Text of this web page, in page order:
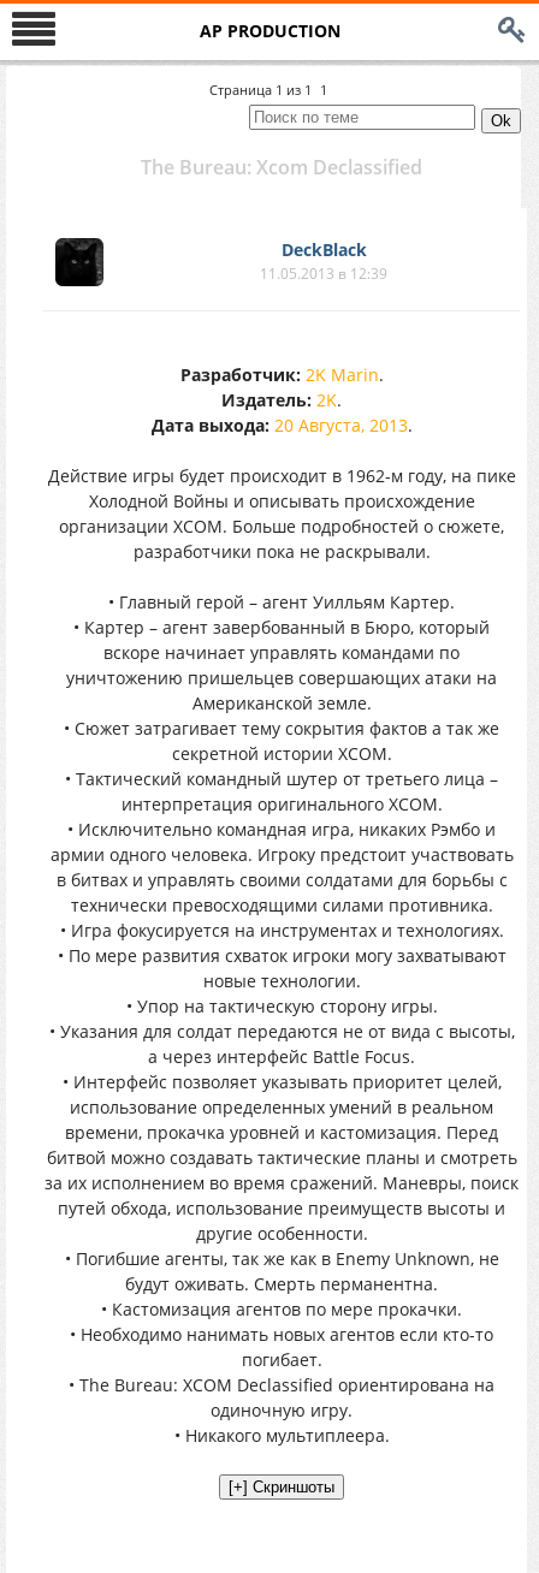
AP PRODUCTION
Страница 1 из 1 1
The Bureau: Xcom Declassified
DeckBlack
11.05.2013 в 12:39
Разработчик: 2K Marin.
Издатель: 2K.
Дата выхода: 20 Августа, 2013.
Действие игры будет происходит в 1962-м году, на пике
Холодной Войны и описывать происхождение
организации XCOM. Больше подробностей о сюжете,
разработчики пока не раскрывали.
• Главный герой – агент Уилльям Картер.
• Картер – агент завербованный в Бюро, который
вскоре начинает управлять командами по
уничтожению пришельцев совершающих атаки на
Американской земле.
• Сюжет затрагивает тему сокрытия фактов а так же
секретной истории XCOM.
• Тактический командный шутер от третьего лица –
интерпретация оригинального XCOM.
• Исключительно командная игра, никаких Рэмбо и
армии одного человека. Игроку предстоит участвовать
в битвах и управлять своими солдатами для борьбы с
технически превосходящими силами противника.
• Игра фокусируется на инструментах и технологиях.
• По мере развития схваток игроки могу захватывают
новые технологии.
• Упор на тактическую сторону игры.
• Указания для солдат передаются не от вида с высоты,
а через интерфейс Battle Focus.
• Интерфейс позволяет указывать приоритет целей,
использование определенных умений в реальном
времени, прокачка уровней и кастомизация. Перед
битвой можно создавать тактические планы и смотреть
за их исполнением во время сражений. Маневры, поиск
путей обхода, использование преимуществ высоты и
другие особенности.
• Погибшие агенты, так же как в Enemy Unknown, не
будут оживать. Смерть перманентна.
• Кастомизация агентов по мере прокачки.
• Необходимо нанимать новых агентов если кто-то
погибает.
• The Bureau: XCOM Declassified ориентирована на
одиночную игру.
• Никакого мультиплеера.